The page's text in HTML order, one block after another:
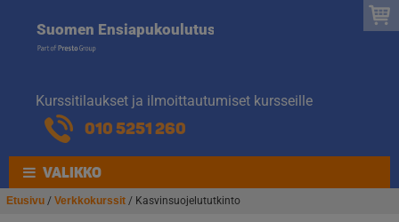
navigointiin
sisältöön
Suomen EnsiapukoulutusSuomen
Kurssitilaukset ja ilmoittautumiset kursseille
010 5251 260
VALIKKO
Etusivu / Verkkokurssit / Kasvinsuojelututkinto